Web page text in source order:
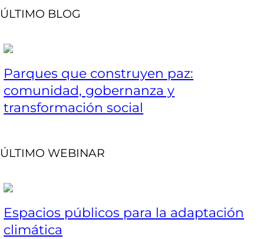
ÚLTIMO BLOG
Parques que construyen paz:
comunidad, gobernanza y
transformación social
ÚLTIMO WEBINAR
Espacios públicos para la adaptación
climática